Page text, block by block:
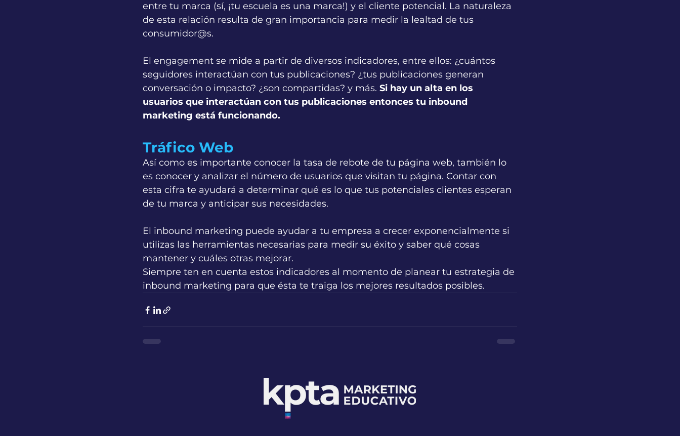
entre tu marca (sí, ¡tu escuela es una marca!) y el cliente potencial. La naturaleza
de esta relación resulta de gran importancia para medir la lealtad de tus
consumidor@s.
El engagement se mide a partir de diversos indicadores, entre ellos: ¿cuántos
seguidores interactúan con tus publicaciones? ¿tus publicaciones generan
conversación o impacto? ¿son compartidas? y más. Si hay un alta en los
usuarios que interactúan con tus publicaciones entonces tu inbound
marketing está funcionando.
Tráfico Web
Así como es importante conocer la tasa de rebote de tu página web, también lo
es conocer y analizar el número de usuarios que visitan tu página. Contar con
esta cifra te ayudará a determinar qué es lo que tus potenciales clientes esperan
de tu marca y anticipar sus necesidades.
El inbound marketing puede ayudar a tu empresa a crecer exponencialmente si
utilizas las herramientas necesarias para medir su éxito y saber qué cosas
mantener y cuáles otras mejorar.
Siempre ten en cuenta estos indicadores al momento de planear tu estrategia de
inbound marketing para que ésta te traiga los mejores resultados posibles.